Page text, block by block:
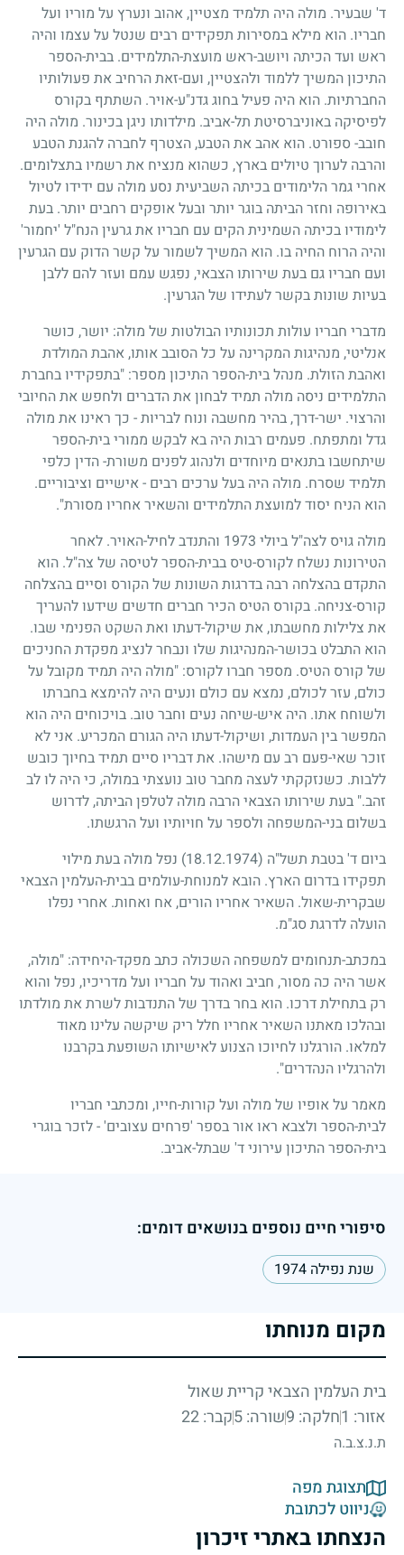
ד' שבעיר. מולה היה תלמיד מצטיין, אהוב ונערץ על מוריו ועל
חבריו. הוא מילא במסירות תפקידים רבים שנטל על עצמו והיה
ראש ועד הכיתה ויושב-ראש מועצת-התלמידים. בבית-הספר
התיכון המשיך ללמוד ולהצטיין, ועם-זאת הרחיב את פעולותיו
החברתיות. הוא היה פעיל בחוג גדנ"ע-אויר. השתתף בקורס
לפיסיקה באוניברסיטת תל-אביב. מילדותו ניגן בכינור. מולה היה
חובב- ספורט. הוא אהב את הטבע, הצטרף לחברה להגנת הטבע
והרבה לערוך טיולים בארץ, כשהוא מנציח את רשמיו בתצלומים.
אחרי גמר הלימודים בכיתה השביעית נסע מולה עם ידידו לטיול
באירופה וחזר הביתה בוגר יותר ובעל אופקים רחבים יותר. בעת
לימודיו בכיתה השמינית הקים עם חבריו את גרעין הנח"ל 'יחמור'
והיה הרוח החיה בו. הוא המשיך לשמור על קשר הדוק עם הגרעין
ועם חבריו גם בעת שירותו הצבאי, נפגש עמם ועזר להם ללבן
בעיות שונות בקשר לעתידו של הגרעין.
מדברי חבריו עולות תכונותיו הבולטות של מולה: יושר, כושר
אנליטי, מנהיגות המקרינה על כל הסובב אותו, אהבת המולדת
ואהבת הזולת. מנהל בית-הספר התיכון מספר: "בתפקידיו בחברת
התלמידים ניסה מולה תמיד לבחון את הדברים ולחפש את החיובי
והרצוי. ישר-דרך, בהיר מחשבה ונוח לבריות - כך ראינו את מולה
גדל ומתפתח. פעמים רבות היה בא לבקש ממורי בית-הספר
שיתחשבו בתנאים מיוחדים ולנהוג לפנים משורת- הדין כלפי
תלמיד שסרח. מולה היה בעל ערכים רבים - אישיים וציבוריים.
הוא הניח יסוד למועצת התלמידים והשאיר אחריו מסורת".
מולה גויס לצה"ל ביולי 1973 והתנדב לחיל-האויר. לאחר
הטירונות נשלח לקורס-טיס בבית-הספר לטיסה של צה"ל. הוא
התקדם בהצלחה רבה בדרגות השונות של הקורס וסיים בהצלחה
קורס-צניחה. בקורס הטיס הכיר חברים חדשים שידעו להעריך
את צלילות מחשבתו, את שיקול-דעתו ואת השקט הפנימי שבו.
הוא התבלט בכושר-המנהיגות שלו ונבחר לנציג מפקדת החניכים
של קורס הטיס. מספר חברו לקורס: "מולה היה תמיד מקובל על
כולם, עזר לכולם, נמצא עם כולם ונעים היה להימצא בחברתו
ולשוחח אתו. היה איש-שיחה נעים וחבר טוב. בויכוחים היה הוא
המפשר בין העמדות, ושיקול-דעתו היה הגורם המכריע. אני לא
זוכר שאי-פעם רב עם מישהו. את דבריו סיים תמיד בחיוך כובש
ללבות. כשנזקקתי לעצה מחבר טוב נועצתי במולה, כי היה לו לב
זהב." בעת שירותו הצבאי הרבה מולה לטלפן הביתה, לדרוש
בשלום בני-המשפחה ולספר על חויותיו ועל הרגשתו.
ביום ד' בטבת תשל"ה (18.12.1974)
נפל מולה בעת מילוי
תפקידו בדרום הארץ. הובא למנוחת-עולמים בבית-העלמין הצבאי
שבקרית-שאול. השאיר אחריו הורים, אח ואחות. אחרי נפלו
הועלה לדרגת סג"מ.
במכתב-תנחומים למשפחה השכולה כתב מפקד-היחידה: "מולה,
אשר היה כה מסור, חביב ואהוד על חבריו ועל מדריכיו, נפל והוא
רק בתחילת דרכו. הוא בחר בדרך של התנדבות לשרת את מולדתו
ובהלכו מאתנו השאיר אחריו חלל ריק שיקשה עלינו מאוד
למלאו. הורגלנו לחיוכו הצנוע לאישיותו השופעת בקרבנו
ולהרגליו הנהדרים".
מאמר על אופיו של מולה ועל קורות-חייו, ומכתבי חבריו
לבית-הספר ולצבא ראו אור בספר 'פרחים עצובים' - לזכר בוגרי
בית-הספר התיכון עירוני ד' שבתל-אביב.
סיפורי חיים נוספים בנושאים דומים:
שנת נפילה 1974
מקום מנוחתו
בית העלמין הצבאי קריית שאול
אזור: 1
חלקה: 9 שורה: 5 קבר: 22
ת.נ.צ.ב.ה
תצוגת מפה
ניווט לכתובת
הנצחתו באתרי זיכרון